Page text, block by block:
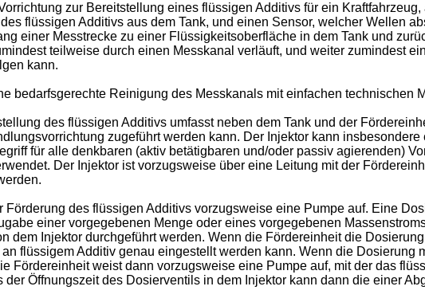
zur Bereitstellung eines flüssigen Additivs für ein
flüssigen Additivs aus dem Tank, und einen Sensor, welcher Wellen
einer Messtrecke zu einer Flüssigkeitsoberfläche in dem Tank und
teilweise durch einen Messkanal verläuft, und weiter zumindest
kann.
bedarfsgerechte Reinigung des Messkanals mit einfachen technischen
des flüssigen Additivs umfasst neben dem Tank und der
zugeführt werden kann. Der Injektor kann
für alle denkbaren (aktiv betätigbaren und/oder passiv agierenden)
Der Injektor ist vorzugsweise über eine Leitung mit der
Förderung des flüssigen Additivs vorzugsweise eine Pumpe auf. Eine
einer vorgegebenen Menge oder eines vorgegebenen
dem Injektor durchgeführt werden. Wenn die Fördereinheit die
flüssigem Additiv genau eingestellt werden kann. Wenn die
Fördereinheit weist dann vorzugsweise eine Pumpe auf, mit der das
der Öffnungszeit des Dosierventils in dem Injektor kann dann die einer